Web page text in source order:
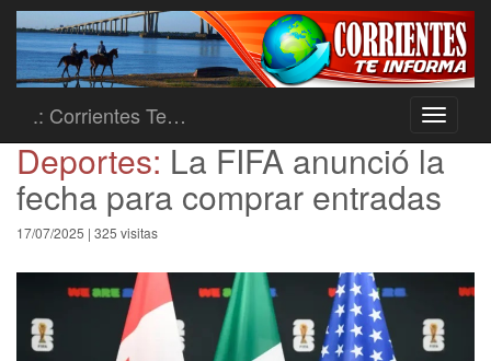
Toggle
.: Corrientes Te…
Deportes: La FIFA anunció la
fecha para comprar entradas
17/07/2025 | 325 visitas